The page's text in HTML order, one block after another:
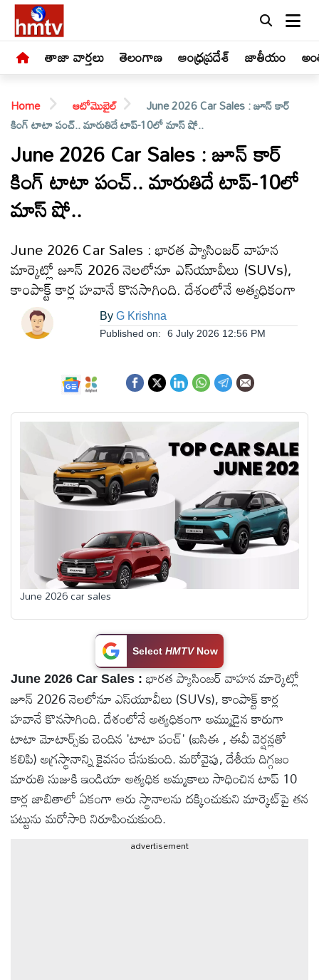
తాజా వార్తలు తెలంగాణ ఆంధ్రప్రదేశ్ జాతీయం
LIVE
తాజా
తెలంగాణ
ఆంధ్రప్రదేశ్
జాతీయం
అంతర్జాతీయం
సినిమా
వ్యాపారం
లైఫ్
స్టైల్
స్పెషల్స్
కెరీర్ &
ఉద్యోగాలు
లైవ్
టీవి
Home ఆటోమొబైల్
June 2026 Car Sales : జూన్ కార్
కింగ్ టాటా పంచ్.. మారుతిదే టాప్-10లో మాస్ షో..
June 2026 Car Sales : జూన్ కార్
కింగ్ టాటా పంచ్.. మారుతిదే టాప్-10లో
మాస్ షో..
June 2026 Car Sales : భారత ప్యాసింజర్ వాహన
మార్కెట్లో జూన్ 2026 నెలలోనూ ఎస్‌యూవీలు (SUVs),
కాంపాక్ట్ కార్ల హవానే కొనసాగింది. దేశంలోనే అత్యధికంగా
By G Krishna
Published on: 6 July 2026 12:56 PM
June 2026 car sales
Select HMTVNow
June 2026 Car Sales :భారత ప్యాసింజర్ వాహన మార్కెట్లో
జూన్ 2026 నెలలోనూ ఎస్‌యూవీలు (SUVs), కాంపాక్ట్ కార్ల
హవానే కొనసాగింది. దేశంలోనే అత్యధికంగా అమ్ముడైన కారుగా
టాటా మోటార్స్‌కు చెందిన 'టాటా పంచ్' (ఐసిఈ , ఈవీ వెర్షన్లతో
కలిపి) అగ్రస్థానాన్ని కైవసం చేసుకుంది. మరోవైపు, దేశీయ దిగ్గజం
మారుతి సుజుకి ఇండియా అత్యధిక అమ్మకాలు సాధించిన టాప్ 10
కార్ల జాబితాలో ఏకంగా ఆరు స్థానాలను దక్కించుకుని మార్కెట్‌పై తన
పట్టును మరోసారి నిరూపించుకుంది.
advertisement